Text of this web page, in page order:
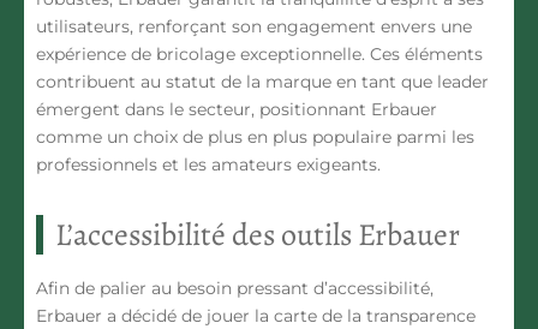
utilisateurs, renforçant son engagement envers une
expérience de bricolage exceptionnelle. Ces éléments
contribuent au statut de la marque en tant que leader
émergent dans le secteur, positionnant Erbauer
comme un choix de plus en plus populaire parmi les
professionnels et les amateurs exigeants.
L’accessibilité des outils Erbauer
Afin de palier au besoin pressant d’accessibilité,
Erbauer a décidé de jouer la carte de la transparence